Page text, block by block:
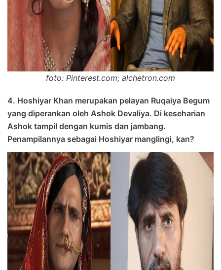
foto: Pinterest.com; alchetron.com
4. Hoshiyar Khan merupakan pelayan Ruqaiya Begum
yang diperankan oleh Ashok Devaliya. Di keseharian
Ashok tampil dengan kumis dan jambang.
Penampilannya sebagai Hoshiyar manglingi, kan?